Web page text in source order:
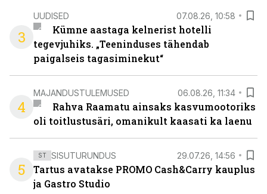
3
UUDISED 07.08.26, 10:58
Kümne aastaga kelnerist hotelli
tegevjuhiks. „Teeninduses tähendab
paigalseis tagasiminekut“
4
MAJANDUSTULEMUSED 06.08.26, 11:34
Rahva Raamatu ainsaks kasvumootoriks
oli toitlustusäri, omanikult kaasati ka laenu
5
ST SISUTURUNDUS 29.07.26, 14:56
Tartus avatakse PROMO Cash&Carry kauplus
ja Gastro Studio